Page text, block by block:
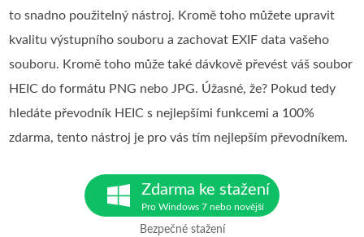
to snadno použitelný nástroj. Kromě toho můžete upravit
kvalitu výstupního souboru a zachovat EXIF data vašeho
souboru. Kromě toho může také dávkově převést váš soubor
HEIC do formátu PNG nebo JPG. Úžasné, že? Pokud tedy
hledáte převodník HEIC s nejlepšími funkcemi a 100%
zdarma, tento nástroj je pro vás tím nejlepším převodníkem.
Zdarma ke stažení
Pro Windows 7 nebo novější
Bezpečné stažení